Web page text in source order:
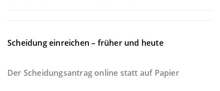
Scheidung einreichen – früher und heute
Der Scheidungsantrag online statt auf Papier